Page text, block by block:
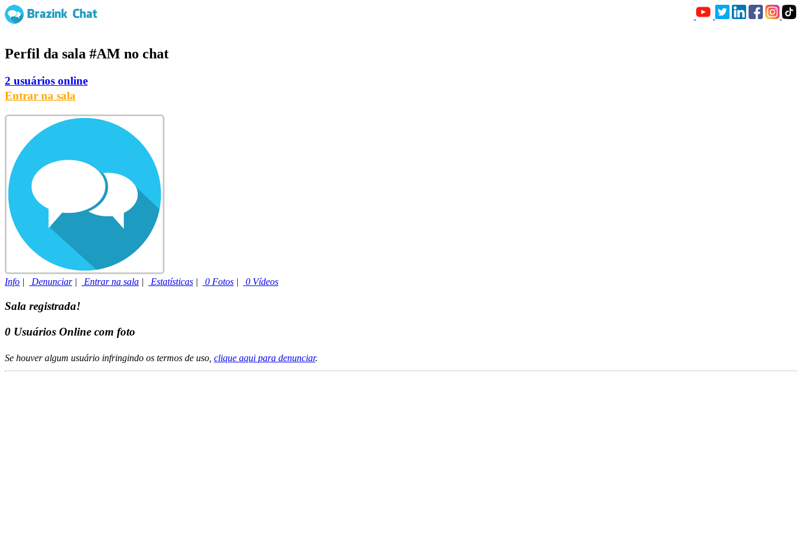
Perfil da sala #AM no chat
2 usuários online
Entrar na sala
Info | Denunciar| Entrar na sala | Estatísticas | 0 Fotos | 0 Vídeos
Sala registrada!
0 Usuários Online com foto
Se houver algum usuário infringindo os termos de uso, clique aqui para denunciar.